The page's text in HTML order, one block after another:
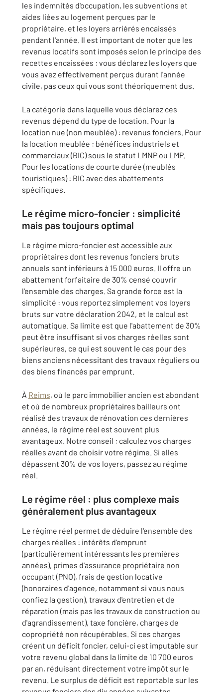
les indemnités d'occupation, les subventions et
aides liées au logement perçues par le
propriétaire, et les loyers arriérés encaissés
pendant l'année. Il est important de noter que les
revenus locatifs sont imposés selon le principe des
recettes encaissées : vous déclarez les loyers que
vous avez effectivement perçus durant l'année
civile, pas ceux qui vous sont théoriquement dus.
La catégorie dans laquelle vous déclarez ces
revenus dépend du type de location. Pour la
location nue (non meublée) : revenus fonciers. Pour
la location meublée : bénéfices industriels et
commerciaux (BIC) sous le statut LMNP ou LMP.
Pour les locations de courte durée (meublés
touristiques) : BIC avec des abattements
spécifiques.
Le régime micro-foncier : simplicité
mais pas toujours optimal
Le régime micro-foncier est accessible aux
propriétaires dont les revenus fonciers bruts
annuels sont inférieurs à 15 000 euros. Il offre un
abattement forfaitaire de 30% censé couvrir
l'ensemble des charges. Sa grande force est la
simplicité : vous reportez simplement vos loyers
bruts sur votre déclaration 2042, et le calcul est
automatique. Sa limite est que l'abattement de 30%
peut être insuffisant si vos charges réelles sont
supérieures, ce qui est souvent le cas pour des
biens anciens nécessitant des travaux réguliers ou
des biens financés par emprunt.
À Reims, où le parc immobilier ancien est abondant
et où de nombreux propriétaires bailleurs ont
réalisé des travaux de rénovation ces dernières
années, le régime réel est souvent plus
avantageux. Notre conseil : calculez vos charges
réelles avant de choisir votre régime. Si elles
dépassent 30% de vos loyers, passez au régime
réel.
Le régime réel : plus complexe mais
généralement plus avantageux
Le régime réel permet de déduire l'ensemble des
charges réelles : intérêts d'emprunt
(particulièrement intéressants les premières
années), primes d'assurance propriétaire non
occupant (PNO), frais de gestion locative
(honoraires d'agence, notamment si vous nous
confiez la gestion), travaux d'entretien et de
réparation (mais pas les travaux de construction ou
d'agrandissement), taxe foncière, charges de
copropriété non récupérables. Si ces charges
créent un déficit foncier, celui-ci est imputable sur
votre revenu global dans la limite de 10 700 euros
par an, réduisant directement votre impôt sur le
revenu. Le surplus de déficit est reportable sur les